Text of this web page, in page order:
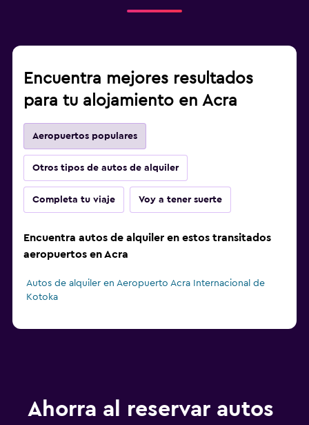
Encuentra mejores resultados
para tu alojamiento en Acra
Aeropuertos populares
Otros tipos de autos de alquiler
Completa tu viaje Voy a tener suerte
Encuentra autos de alquiler en estos transitados
aeropuertos en Acra
Autos de alquiler en Aeropuerto Acra Internacional de
Kotoka
Ahorra al reservar autos